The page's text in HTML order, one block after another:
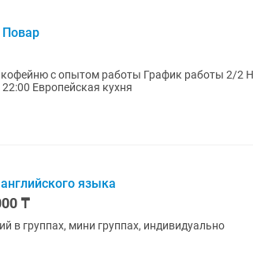
с опытом работы График работы 2/2 Нужен повар мужчина, от 30
Европейская кухня
языка
₸
в группах, мини группах, индивидуально